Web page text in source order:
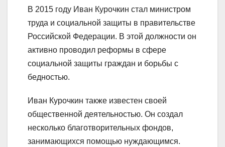
В 2015 году Иван Курочкин стал министром
труда и социальной защиты в правительстве
Российской Федерации. В этой должности он
активно проводил реформы в сфере
социальной защиты граждан и борьбы с
бедностью.
Иван Курочкин также известен своей
общественной деятельностью. Он создал
несколько благотворительных фондов,
занимающихся помощью нуждающимся.